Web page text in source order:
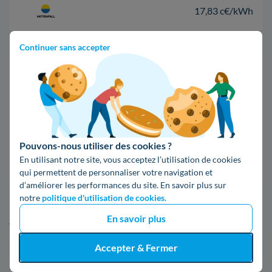
Continuer sans accepter
Pouvons-nous utiliser des cookies ?
En utilisant notre site, vous acceptez l’utilisation de cookies
qui permettent de personnaliser votre navigation et
d’améliorer les performances du site. En savoir plus sur
notre politique d'utilisation de cookies.
En savoir plus
Accepter & Fermer
17,83 c€/kWh
*Prix TTC pour un forfait base d’une puissance de 6 kVA
Infos / souscriptions
(appel non surtaxé)
09 78 46 71 74
Comparer les offres
5. Les informations sur Enedis à
Villerupt
Pour en savoir davantage sur le gestionnaire de réseau dans